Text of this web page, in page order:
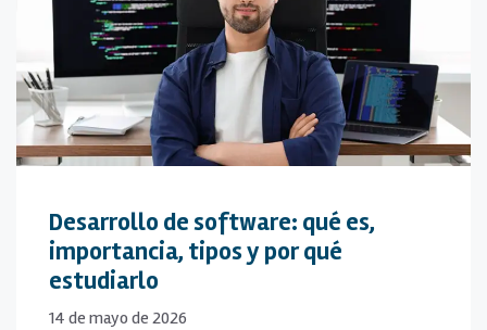
Desarrollo de software: qué es,
importancia, tipos y por qué
estudiarlo
14 de mayo de 2026